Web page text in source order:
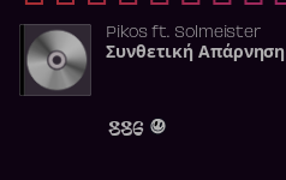
Pikosft. Solmeister
Συνθετική Απάρνηση
886